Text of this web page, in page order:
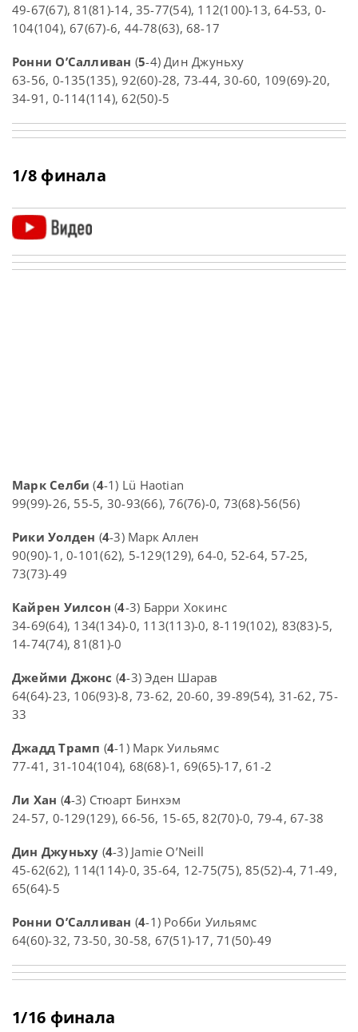
49-67(67), 81(81)-14, 35-77(54), 112(100)-13, 64-53, 0-
104(104), 67(67)-6, 44-78(63), 68-17
Ронни О’Салливан (5-4) Дин Джуньху
63-56, 0-135(135), 92(60)-28, 73-44, 30-60, 109(69)-20,
34-91, 0-114(114), 62(50)-5
1/8 финала
Марк Селби (4-1) Lü Haotian
99(99)-26, 55-5, 30-93(66), 76(76)-0, 73(68)-56(56)
Рики Уолден (4-3) Марк Аллен
90(90)-1, 0-101(62), 5-129(129), 64-0, 52-64, 57-25,
73(73)-49
Кайрен Уилсон (4-3) Барри Хокинс
34-69(64), 134(134)-0, 113(113)-0, 8-119(102), 83(83)-5,
14-74(74), 81(81)-0
Джейми Джонс (4-3) Эден Шарав
64(64)-23, 106(93)-8, 73-62, 20-60, 39-89(54), 31-62, 75-
33
Джадд Трамп (4-1) Марк Уильямс
77-41, 31-104(104), 68(68)-1, 69(65)-17, 61-2
Ли Хан (4-3) Стюарт Бинхэм
24-57, 0-129(129), 66-56, 15-65, 82(70)-0, 79-4, 67-38
Дин Джуньху (4-3) Jamie O’Neill
45-62(62), 114(114)-0, 35-64, 12-75(75), 85(52)-4, 71-49,
65(64)-5
Ронни О’Салливан (4-1) Робби Уильямс
64(60)-32, 73-50, 30-58, 67(51)-17, 71(50)-49
1/16 финала